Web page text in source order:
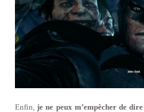
Enfin,je ne peux m’empêcher de